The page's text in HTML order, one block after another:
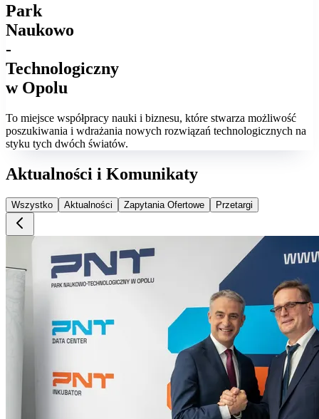
Park
Naukowo
-
Technologiczny
w Opolu
To miejsce współpracy nauki i biznesu, które stwarza możliwość
poszukiwania i wdrażania nowych rozwiązań technologicznych na
styku tych dwóch światów.
Aktualności i Komunikaty
Wszystko Aktualności Zapytania Ofertowe Przetargi